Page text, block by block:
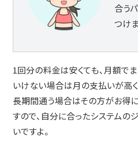
合う
つけま
1回分の料金は安くても、月額で
いけない場合は月の支払いが高く
長期間通う場合はその方がお得
すので、自分に合ったシステムの
いですよ。